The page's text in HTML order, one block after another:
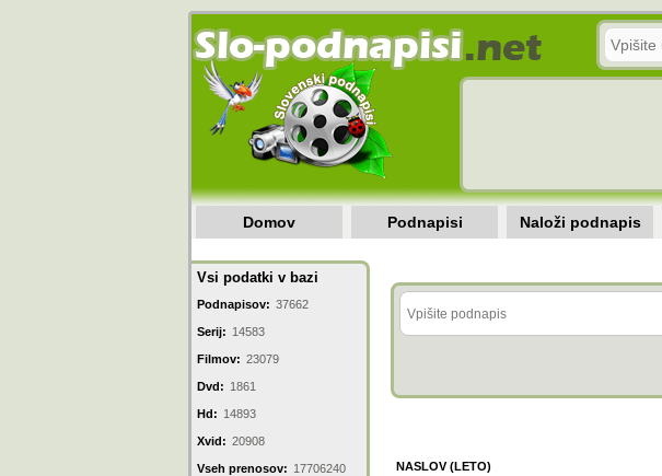
Domov Podnapisi Naloži podnapis
Vsi podatki v bazi
Podnapisov: 37662
Serij: 14583
Filmov: 23079
Dvd: 1861
Hd: 14893
Xvid: 20908
Vseh prenosov: 17706240 NASLOV (LETO)